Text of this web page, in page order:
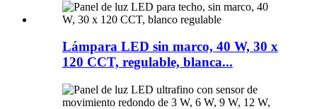
Lámpara LED sin marco, 40 W, 30 x
120 CCT, regulable, blanca...